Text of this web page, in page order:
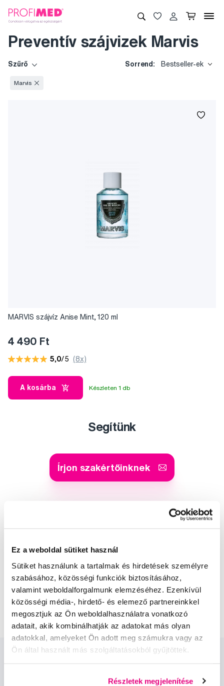
Ez a weboldal sütiket használ
Sütiket használunk a tartalmak és hirdetések személyre
szabásához, közösségi funkciók biztosításához,
valamint weboldalforgalmunk elemzéséhez. Ezenkívül
közösségi média-, hirdető- és elemező partnereinkkel
megosztjuk az Ön weboldalhasználatra vonatkozó
adatait, akik kombinálhatják az adatokat más olyan
adatokkal, amelyeket Ön adott meg számukra vagy az
Ön által használt más szolgáltatásokból gyűjtöttek.
Részletek megjelenítése
Preventív szájvizek Marvis
Szűrő Sorrend: Bestseller-ek
Marvis
MARVIS szájvíz Anise Mint, 120 ml
4 490 Ft
5,0/5 (8x)
A kosárba Készleten 1 db
Segítünk
Írjon szakértőinknek
Kis-György Rita
oktató
Dr. Szabó Dániel
a Profimed fogorvosa, Lioral Fogászati
és Szájsebészeti Klinika